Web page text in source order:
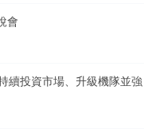
會
續投資市場、升級機隊並強